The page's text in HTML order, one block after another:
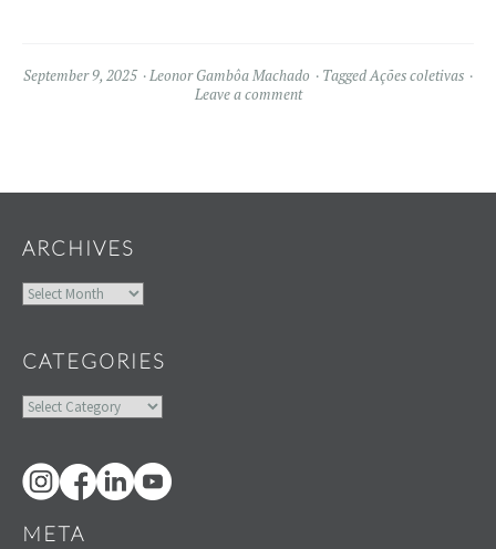
September 9, 2025 Leonor Gambôa Machado TaggedAções coletivas
Leave a comment
ARCHIVES
Archives
CATEGORIES
Categories
META